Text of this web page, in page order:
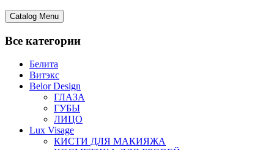
Catalog Menu
Все категории
Белита
Витэкс
Belor Design
ГЛАЗА
ГУБЫ
ЛИЦО
Lux Visage
КИСТИ ДЛЯ МАКИЯЖА